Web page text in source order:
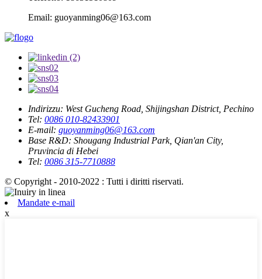
Email: guoyanming06@163.com
Indirizzu: West Gucheng Road, Shijingshan District, Pechino
Tel: 0086 010-82433901
E-mail: guoyanming06@163.com
Base R&D: Shougang Industrial Park, Qian'an City,
Pruvincia di Hebei
Tel: 0086 315-7710888
© Copyright - 2010-2022 : Tutti i diritti riservati.
Mandate e-mail
x